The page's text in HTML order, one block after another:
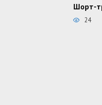
Шорт-
24